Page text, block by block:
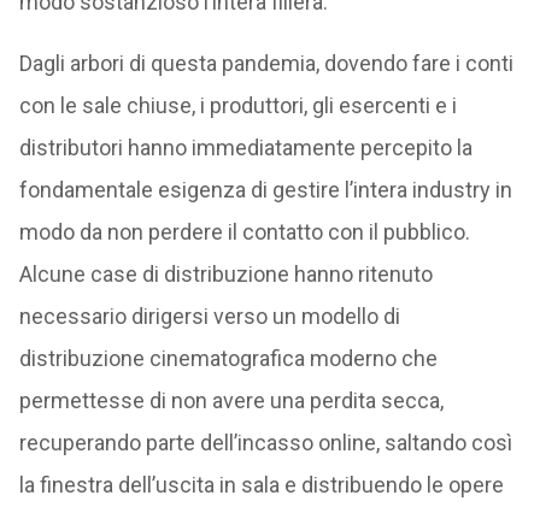
Dagli arbori di questa pandemia, dovendo fare i conti
con le sale chiuse, i produttori, gli esercenti e i
distributori hanno immediatamente percepito la
fondamentale esigenza di gestire l’intera industry in
modo da non perdere il contatto con il pubblico.
Alcune case di distribuzione hanno ritenuto
necessario dirigersi verso un modello di
distribuzione cinematografica moderno che
permettesse di non avere una perdita secca,
recuperando parte dell’incasso online, saltando così
la finestra dell’uscita in sala e distribuendo le opere